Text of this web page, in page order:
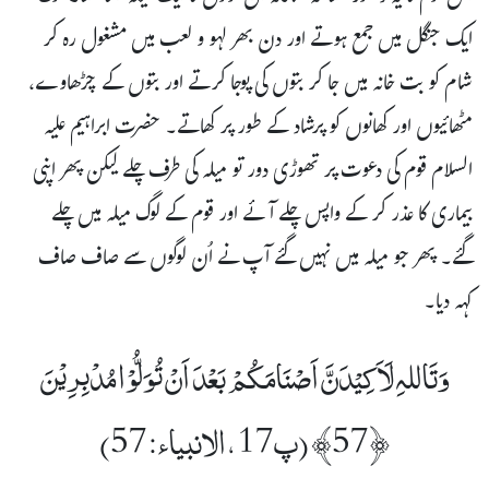
ایک جنگل میں جمع ہوتے اور دن بھر لہو و لعب میں مشغول رہ کر
شام کو بت خانہ میں جا کر بتوں کی پوجا کرتے اور بتوں کے چڑھاوے،
مٹھائیوں اور کھانوں کو پرشاد کے طور پر کھاتے۔ حضرت ابراہیم علیہ
السلام قوم کی دعوت پر تھوڑی دور تو میلہ کی طرف چلے لیکن پھر اپنی
بیماری کا عذر کر کے واپس چلے آئے اور قوم کے لوگ میلہ میں چلے
گئے۔ پھر جو میلہ میں نہیں گئے آپ نے اُن لوگوں سے صاف صاف
کہہ دیا۔
وَتَاللہِ لَاَکِیۡدَنَّ اَصْنَامَکُمۡ بَعْدَ اَنۡ تُوَلُّوۡا مُدْبِرِیۡنَ
﴿57﴾ (پ17،الانبیاء:57)